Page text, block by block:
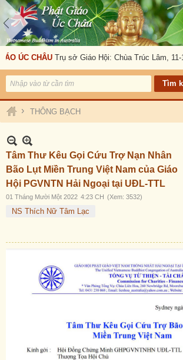
ÚC CHÂU Trụ sở Giáo Hội: Chùa Trúc Lâm, 11-
› THÔNG BẠCH
Tâm Thư Kêu Gọi Cứu Trợ Nạn Nhân
Bão Lụt Miền Trung Việt Nam của Giáo
Hội PGVNTN Hải Ngoại tại UĐL-TTL
01 Tháng Mười Một 2022 4:23 CH (Xem: 3532)
NS Thích Nữ Tâm Lạc